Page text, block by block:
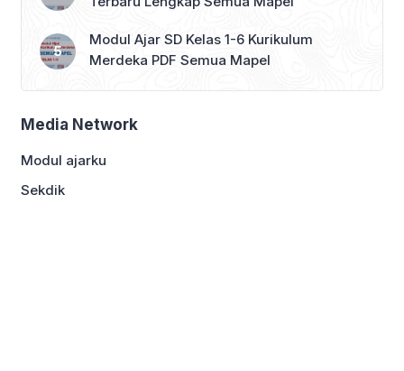
Modul Ajar SD Kelas 1-6 Kurikulum
Merdeka PDF Semua Mapel
Media Network
Modul ajarku
Sekdik